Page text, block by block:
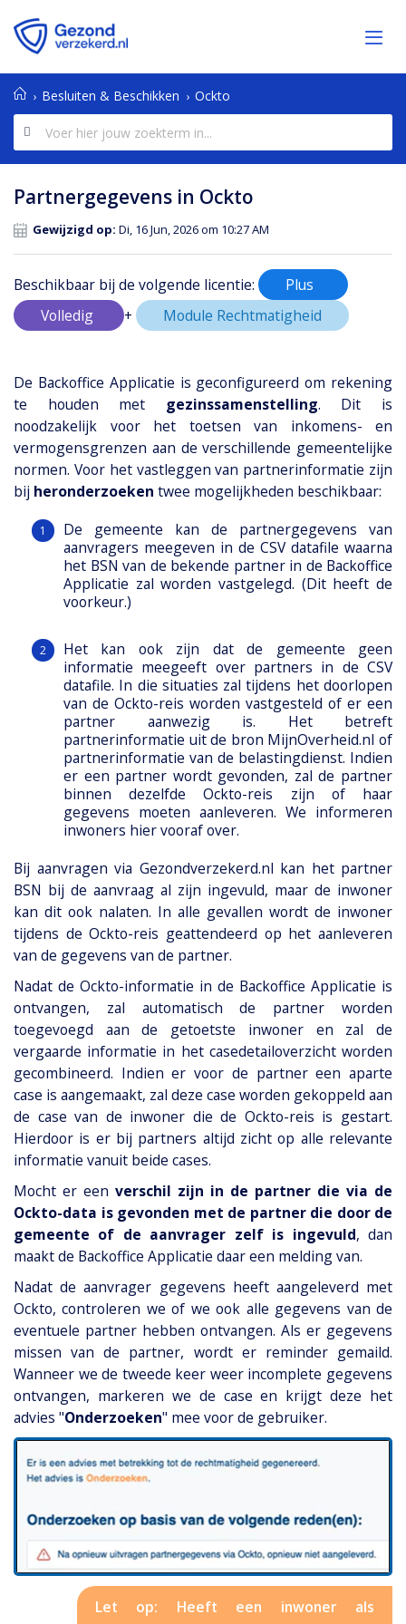
Besluiten & Beschikken Ockto
Partnergegevens in Ockto
Gewijzigd op: Di, 16 Jun, 2026 om 10:27 AM
Beschikbaar bij de volgende licentie:
Plus
Volledig
+ Module Rechtmatigheid
De Backoffice Applicatie is geconfigureerd om rekening
te houden met gezinssamenstelling. Dit is
noodzakelijk voor het toetsen van inkomens- en
vermogensgrenzen aan de verschillende gemeentelijke
normen. Voor het vastleggen van partnerinformatie zijn
bij heronderzoeken twee mogelijkheden beschikbaar:
De gemeente kan de partnergegevens van
aanvragers meegeven in de CSV datafile waarna
het BSN van de bekende partner in de Backoffice
Applicatie zal worden vastgelegd. (Dit heeft de
voorkeur.)
Het kan ook zijn dat de gemeente geen
informatie meegeeft over partners in de CSV
datafile. In die situaties zal tijdens het doorlopen
van de Ockto-reis worden vastgesteld of er een
partner aanwezig is. Het betreft
partnerinformatie uit de bron MijnOverheid.nl of
partnerinformatie van de belastingdienst. Indien
er een partner wordt gevonden, zal de partner
binnen dezelfde Ockto-reis zijn of haar
gegevens moeten aanleveren. We informeren
inwoners hier vooraf over.
Bij aanvragen via Gezondverzekerd.nl kan het partner
BSN bij de aanvraag al zijn ingevuld, maar de inwoner
kan dit ook nalaten. In alle gevallen wordt de inwoner
tijdens de Ockto-reis geattendeerd op het aanleveren
van de gegevens van de partner.
Nadat de Ockto-informatie in de Backoffice Applicatie is
ontvangen, zal automatisch de partner worden
toegevoegd aan de getoetste inwoner en zal de
vergaarde informatie in het casedetailoverzicht worden
gecombineerd. Indien er voor de partner een aparte
case is aangemaakt, zal deze case worden gekoppeld aan
de case van de inwoner die de Ockto-reis is gestart.
Hierdoor is er bij partners altijd zicht op alle relevante
informatie vanuit beide cases.
Mocht er een verschil zijn in de partner die via de
Ockto-data is gevonden met de partner die door de
gemeente of de aanvrager zelf is ingevuld, dan
maakt de Backoffice Applicatie daar een melding van.
Nadat de aanvrager gegevens heeft aangeleverd met
Ockto, controleren we of we ook alle gegevens van de
eventuele partner hebben ontvangen. Als er gegevens
missen van de partner, wordt er reminder gemaild.
Wanneer we de tweede keer weer incomplete gegevens
ontvangen, markeren we de case en krijgt deze het
advies "Onderzoeken" mee voor de gebruiker.
Let op: Heeft een inwoner als